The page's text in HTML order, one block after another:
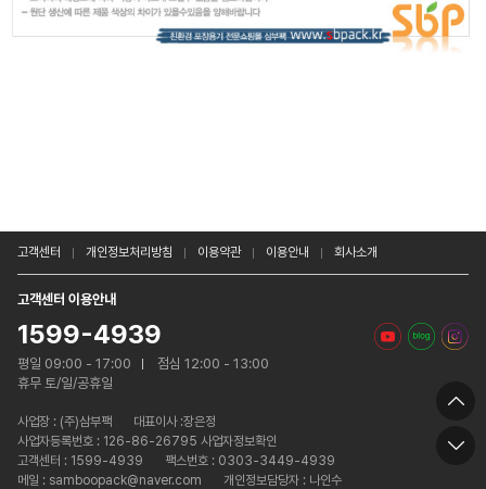
고객센터 개인정보처리방침 이용약관 이용안내 회사소개
고객센터 이용안내
1599-4939
평일 09:00 - 17:00
점심 12:00 - 13:00
휴무 토/일/공휴일
사업장 : (주)삼부팩
대표이사 :장은정
사업자등록번호 : 126-86-26795 사업자정보확인
고객센터 : 1599-4939
팩스번호 : 0303-3449-4939
메일 : samboopack@naver.com
개인정보담당자 : 나인수